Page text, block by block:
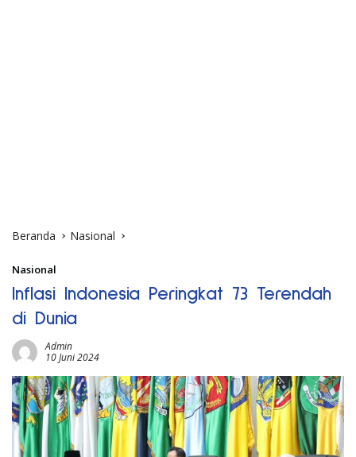
Beranda Nasional
Nasional
Inflasi Indonesia Peringkat 73 Terendah
di Dunia
Admin
10 Juni 2024